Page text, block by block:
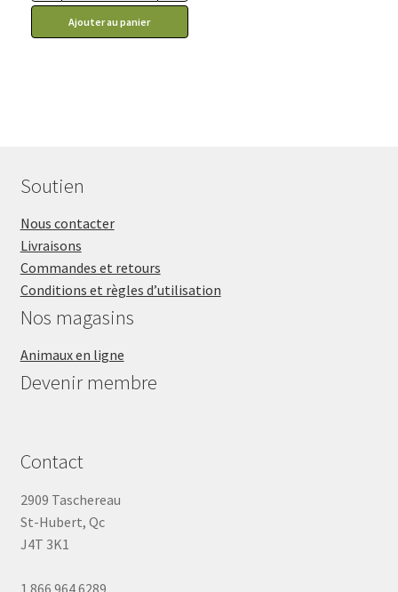
Ajouter au panier
Soutien
Nous contacter
Livraisons
Commandes et retours
Conditions et règles d’utilisation
Nos magasins
Animaux en ligne
Devenir membre
Contact
2909 Taschereau
St-Hubert, Qc
J4T 3K1
1 866 964 6289